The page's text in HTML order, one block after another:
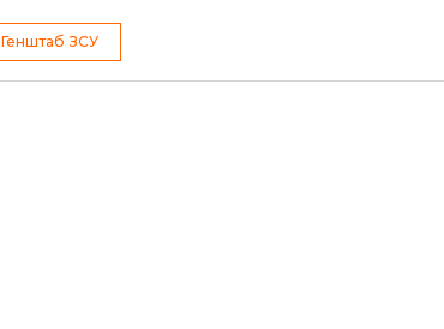
Генштаб ЗСУ